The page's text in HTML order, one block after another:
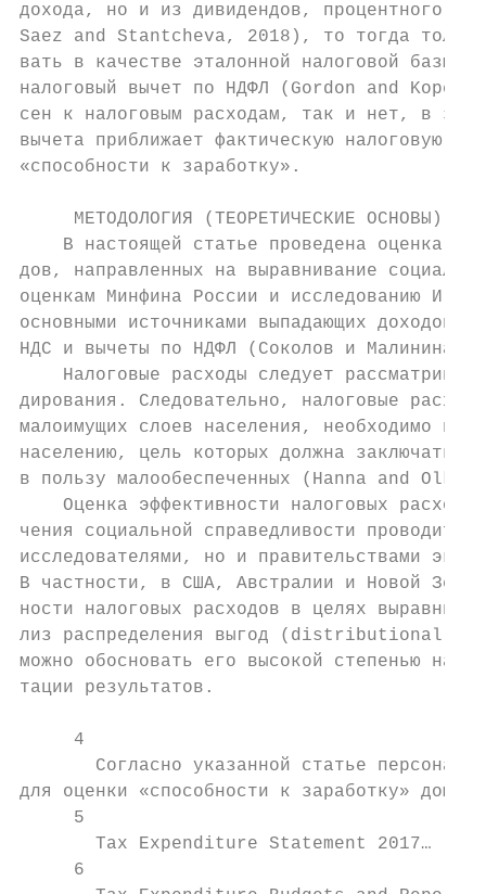
дохода, но и из дивидендов, процентного
Saez and Stantcheva, 2018), то тогда
вать в качестве эталонной налоговой базы.
налоговый вычет по НДФЛ (Gordon and
сен к налоговым расходам, так и нет, в
вычета приближает фактическую налоговую
«способности к заработку».
МЕТОДОЛОГИЯ (ТЕОРЕТИЧЕСКИЕ ОСНОВЫ)
В настоящей статье проведена оценка
дов, направленных на выравнивание
оценкам Минфина России и исследованию И.
основными источниками выпадающих доходов
НДС и вычеты по НДФЛ (Соколов и Малинина,
Налоговые расходы следует
дирования. Следовательно, налоговые
малоимущих слоев населения, необходимо
населению, цель которых должна заключаться
в пользу малообеспеченных (Hanna and
Оценка эффективности налоговых
чения социальной справедливости
исследователями, но и правительствами
В частности, в США, Австралии и Новой
ности налоговых расходов в целях
лиз распределения выгод (distributional
можно обосновать его высокой степенью
тации результатов.
     4
Согласно указанной статье
для оценки «способности к заработку»
     5
       Tax Expenditure Statement 2017…
     6